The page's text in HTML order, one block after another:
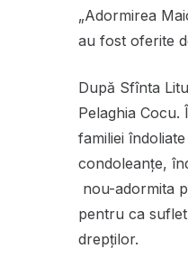
„Adormirea
au fost oferite
După Sfînta
Pelaghia Cocu.
familiei
condoleanțe,
nou-adormita
pentru ca
drepților.